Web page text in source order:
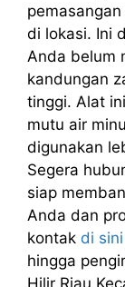
di lokasi. Ini
Anda belum
kandungan
tinggi. Alat
mutu air
digunakan
Segera
siap
Anda dan
kontak di sini
hingga
Hilir Riau